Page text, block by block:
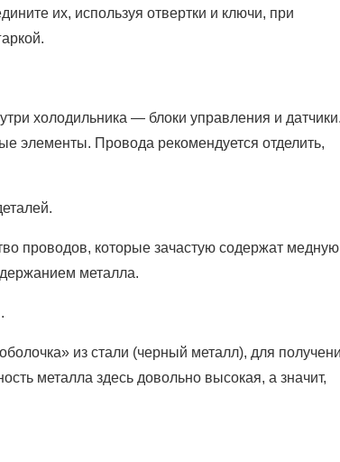
их, используя отвертки и ключи, при
холодильника — блоки управления и
элементы. Провода рекомендуется отделить,
проводов, которые зачастую содержат медную
металла.
из стали (черный металл), для
металла здесь довольно высокая, а значит,